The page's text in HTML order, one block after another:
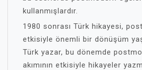
kullanmışlardır.
1980 sonrası Türk hikayesi,
etkisiyle önemli bir dönüşüm
Türk yazar, bu dönemde
akımının etkisiyle hikayeler